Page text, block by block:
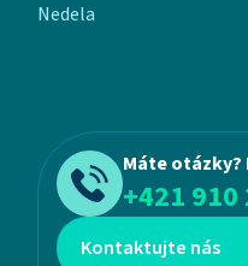
Nedela
Máte
+421 910
Kontaktujte nás